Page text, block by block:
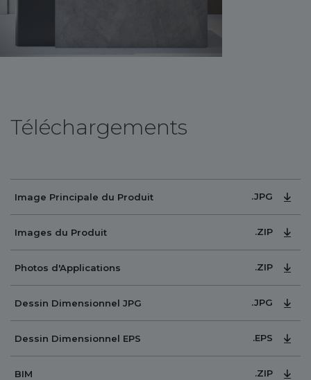
Téléchargements
Image Principale du Produit .JPG
Images du Produit .ZIP
Photos d'Applications .ZIP
Dessin Dimensionnel JPG .JPG
Dessin Dimensionnel EPS .EPS
BIM .ZIP